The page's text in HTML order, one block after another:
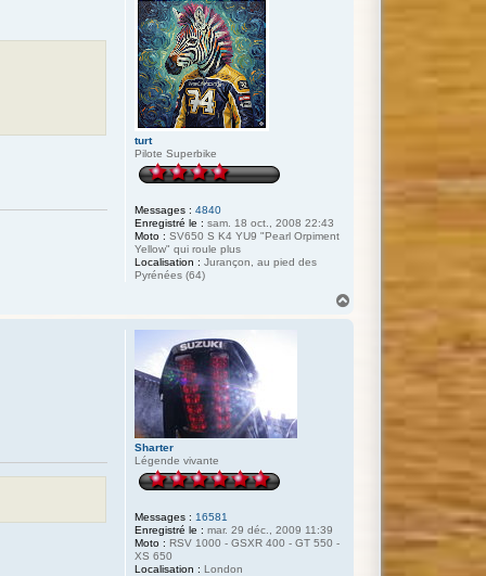
turt
Pilote Superbike
Messages : 4840
Enregistré le : sam. 18 oct., 2008 22:43
Moto : SV650 S K4 YU9 "Pearl Orpiment
Yellow" qui roule plus
Localisation : Jurançon, au pied des
Pyrénées (64)
Sharter
Légende vivante
Messages : 16581
Enregistré le : mar. 29 déc., 2009 11:39
Moto : RSV 1000 - GSXR 400 - GT 550 -
XS 650
Localisation : London